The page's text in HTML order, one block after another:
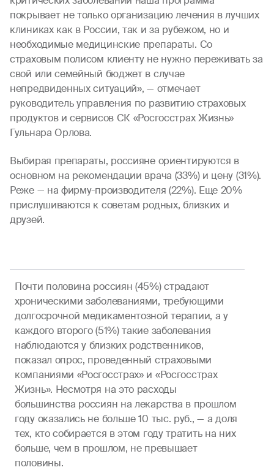
покрывает не только организацию лечения в лучших
клиниках как в России, так и за рубежом, но и
необходимые медицинские препараты. Со
страховым полисом клиенту не нужно переживать за
свой или семейный бюджет в случае
непредвиденных ситуаций», — отмечает
руководитель управления по развитию страховых
продуктов и сервисов СК «Росгосстрах Жизнь»
Гульнара Орлова.
Выбирая препараты, россияне ориентируются в
основном на рекомендации врача (33%) и цену (31%).
Реже — на фирму-производителя (22%). Еще 20%
прислушиваются к советам родных, близких и
друзей.
Почти половина россиян (45%) страдают
хроническими заболеваниями, требующими
долгосрочной медикаментозной терапии, а у
каждого второго (51%) такие заболевания
наблюдаются у близких родственников,
показал опрос, проведенный страховыми
компаниями «Росгосстрах» и «Росгосстрах
Жизнь». Несмотря на это расходы
большинства россиян на лекарства в прошлом
году оказались не больше 10 тыс. руб., — а доля
тех, кто собирается в этом году тратить на них
больше, чем в прошлом, не превышает
половины.